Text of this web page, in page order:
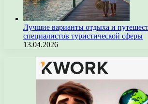
Лучшие варианты отдыха и
специалистов туристической сферы
13.04.2026